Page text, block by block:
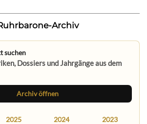
Archiv
suchen
Dossiers und Jahrgänge aus dem
Archiv öffnen
2025 2024 2023